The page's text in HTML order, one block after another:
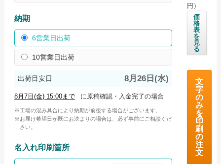
国産カラータオル ビビッド
国産カラータオル パステル
今治起毛フェイスタオル
今治あぜ織フェイスタオル
高吸水フェイスタオル
納期
6営業日出荷
10営業日出荷
出荷目安日 8月26日(水)
に原稿確認・入金完了の場合
工場の混み具合により納期が前後する場合がございます。
お届け希望日が既にお決まりの場合は、必ず事前にご相談くだ
さい。
名入れ印刷箇所
円）
価
格
表
を
見
る
文
字
の
み
を
印
刷
の
注
文